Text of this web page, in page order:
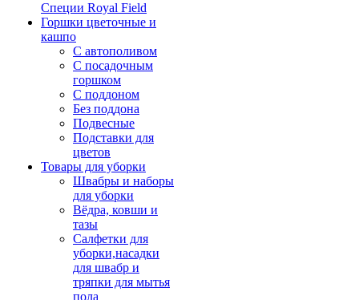
Специи Royal Field
Горшки цветочные и
кашпо
С автополивом
С посадочным
горшком
С поддоном
Без поддона
Подвесные
Подставки для
цветов
Товары для уборки
Швабры и наборы
для уборки
Вёдра, ковши и
тазы
Салфетки для
уборки,насадки
для швабр и
тряпки для мытья
пола